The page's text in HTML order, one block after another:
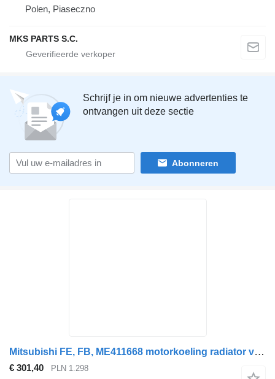
Polen, Piaseczno
MKS PARTS S.C.
Schrijf je in om nieuwe advertenties te
ontvangen uit deze sectie
Abonneren
Mitsubishi FE, FB, ME411668 motorkoeling radiator voor Mitsubishi Fuso CANTER vrachtwagen
€ 301,40 PLN 1.298